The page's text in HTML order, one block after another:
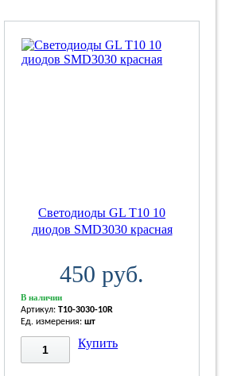
Светодиоды GL T10 10
диодов SMD3030 красная
450 руб.
В наличии
Артикул:T10-3030-10R
Ед. измерения:шт
Купить